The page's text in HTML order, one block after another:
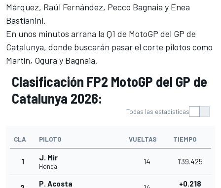
Márquez, Raúl Fernández, Pecco Bagnaia y Enea
Bastianini.
En unos minutos arrana la Q1 de MotoGP del GP de
Catalunya, donde buscarán pasar el corte pilotos como
Martín, Ogura y Bagnaia.
Clasificación FP2 MotoGP del GP de
Catalunya 2026:
Todas las estadísticas
CLA PILOTO VUELTAS TIEMPO
1 J. Mir
Honda
14 1'39.425
P. Acosta +0.218